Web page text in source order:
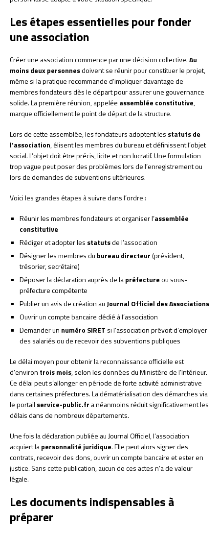
Les étapes essentielles pour fonder
une association
Créer une association commence par une décision collective.Au
moins deux personnesdoivent se réunir pour constituer le projet,
même si la pratique recommande d’impliquer davantage de
membres fondateurs dès le départ pour assurer une gouvernance
solide. La première réunion, appelée assemblée constitutive,
marque officiellement le point de départ de la structure.
Lors de cette assemblée, les fondateurs adoptent les statuts de
l’association, élisent les membres du bureau et définissent l’objet
social. L’objet doit être précis, licite et non lucratif. Une formulation
trop vague peut poser des problèmes lors de l’enregistrement ou
lors de demandes de subventions ultérieures.
Voici les grandes étapes à suivre dans l’ordre :
Réunir les membres fondateurs et organiser l’assemblée
constitutive
Rédiger et adopter les statutsde l’association
Désigner les membres du bureau directeur(président,
trésorier, secrétaire)
Déposer la déclaration auprès de lapréfectureou sous-
préfecture compétente
Publier un avis de création au Journal Officiel des Associations
Ouvrir un compte bancaire dédié à l’association
Demander un numéro SIRET si l’association prévoit d’employer
des salariés ou de recevoir des subventions publiques
Le délai moyen pour obtenir la reconnaissance officielle est
d’environ trois mois, selon les données du Ministère de l’Intérieur.
Ce délai peut s’allonger en période de forte activité administrative
dans certaines préfectures. La dématérialisation des démarches via
le portail service-public.fr a néanmoins réduit significativement les
délais dans de nombreux départements.
Une fois la déclaration publiée au Journal Officiel, l’association
acquiert lapersonnalité juridique. Elle peut alors signer des
contrats, recevoir des dons, ouvrir un compte bancaire et ester en
justice. Sans cette publication, aucun de ces actes n’a de valeur
légale.
Les documents indispensables à
préparer